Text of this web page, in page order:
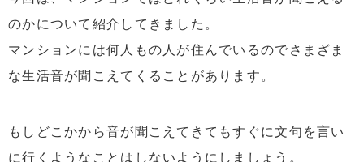
のかについて紹介してきました。
マンションには何人もの人が住んでいるのでさまざま
な生活音が聞こえてくることがあります。
もしどこかから音が聞こえてきてもすぐに文句を言い
に行くようなことはしないようにしましょう。